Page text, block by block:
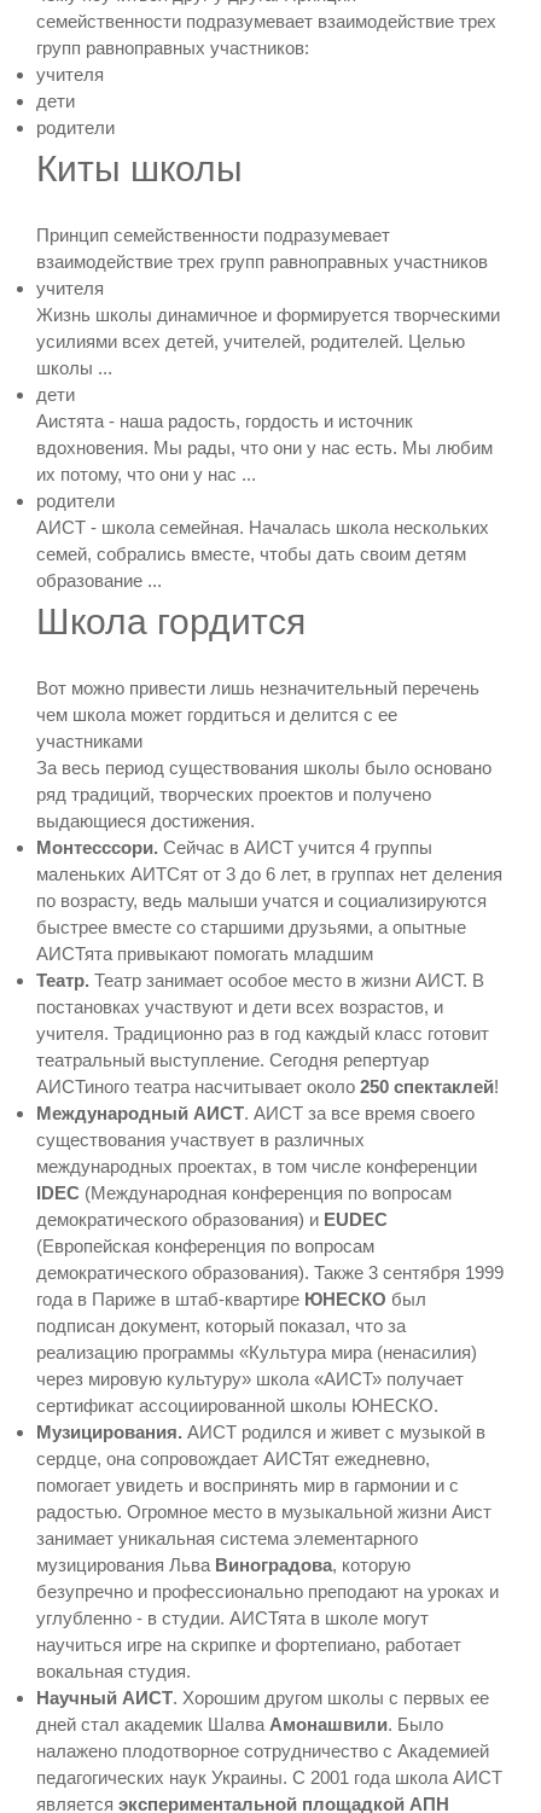
семейственности подразумевает взаимодействие трех
групп равноправных участников:
учителя
дети
родители
Киты школы
Принцип семейственности подразумевает
взаимодействие трех групп равноправных участников
учителя
Жизнь школы динамичное и формируется творческими
усилиями всех детей, учителей, родителей. Целью
школы ...
дети
Аистята - наша радость, гордость и источник
вдохновения. Мы рады, что они у нас есть. Мы любим
их потому, что они у нас ...
родители
АИСТ - школа семейная. Началась школа нескольких
семей, собрались вместе, чтобы дать своим детям
образование ...
Школа гордится
Вот можно привести лишь незначительный перечень
чем школа может гордиться и делится с ее
участниками
За весь период существования школы было основано
ряд традиций, творческих проектов и получено
выдающиеся достижения.
Монтесссори. Сейчас в АИСТ учится 4 группы
маленьких АИТСят от 3 до 6 лет, в группах нет деления
по возрасту, ведь малыши учатся и социализируются
быстрее вместе со старшими друзьями, а опытные
АИСТята привыкают помогать младшим
Театр. Театр занимает особое место в жизни АИСТ. В
постановках участвуют и дети всех возрастов, и
учителя. Традиционно раз в год каждый класс готовит
театральный выступление. Сегодня репертуар
АИСТиного театра насчитывает около 250 спектаклей!
Международный АИСТ. АИСТ за все время своего
существования участвует в различных
международных проектах, в том числе конференции
IDEC (Международная конференция по вопросам
демократического образования) и EUDEC
(Европейская конференция по вопросам
демократического образования). Также 3 сентября 1999
года в Париже в штаб-квартире ЮНЕСКО был
подписан документ, который показал, что за
реализацию программы «Культура мира (ненасилия)
через мировую культуру» школа «АИСТ» получает
сертификат ассоциированной школы ЮНЕСКО.
Музицирования. АИСТ родился и живет с музыкой в ​​
сердце, она сопровождает АИСТят ежедневно,
помогает увидеть и воспринять мир в гармонии и с
радостью. Огромное место в музыкальной жизни Аист
занимает уникальная система элементарного
музицирования Льва Виноградова, которую
безупречно и профессионально преподают на уроках и
углубленно - в студии. АИСТята в школе могут
научиться игре на скрипке и фортепиано, работает
вокальная студия.
Научный АИСТ. Хорошим другом школы с первых ее
дней стал академик Шалва Амонашвили. Было
налажено плодотворное сотрудничество с Академией
педагогических наук Украины. С 2001 года школа АИСТ
является экспериментальной площадкой АПН